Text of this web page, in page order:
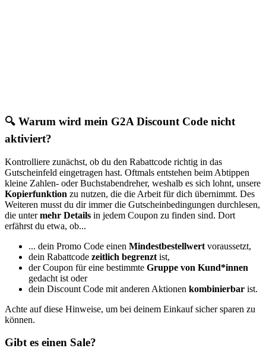
🔍 Warum wird mein G2A Discount Code nicht
aktiviert?
Kontrolliere zunächst, ob du den Rabattcode richtig in das
Gutscheinfeld eingetragen hast. Oftmals entstehen beim Abtippen
kleine Zahlen- oder Buchstabendreher, weshalb es sich lohnt, unsere
Kopierfunktion zu nutzen, die die Arbeit für dich übernimmt. Des
Weiteren musst du dir immer die Gutscheinbedingungen durchlesen,
die untermehr Details in jedem Coupon zu finden sind. Dort
erfährst du etwa, ob...
... dein Promo Code einen Mindestbestellwert voraussetzt,
dein Rabattcode zeitlich begrenzt ist,
der Coupon für eine bestimmte Gruppe von Kund*innen
gedacht ist oder
dein Discount Code mit anderen Aktionen kombinierbar ist.
Achte auf diese Hinweise, um bei deinem Einkauf sicher sparen zu
können.
Gibt es einen Sale?